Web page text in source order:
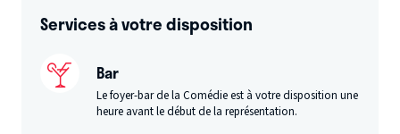
Services à votre disposition
Bar
Le foyer-bar de la Comédie est à votre disposition une
heure avant le début de la représentation.